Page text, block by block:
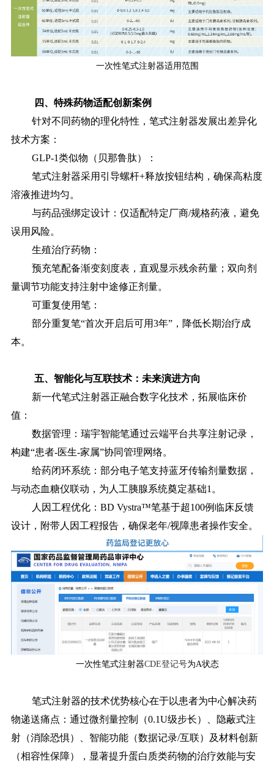
一次性笔式注射器适用范围
四、特殊药物适配创新案例
针对不同药物的理化特性，笔式注射器发展出差异化
技术方案：
GLP-1类似物（贝那鲁肽）：
笔式注射器采用引导螺杆+释放按钮结构，确保高粘度
溶液推进均匀。
与药品强绑定设计：仅适配特定厂商/规格药液，避免
误用风险。
生殖治疗药物：
预充笔配备渐变刻度表，直观显示残余药量；双向剂
量调节功能支持注射中途修正剂量。
可重复使用笔：
部分重复笔“首次开启后可用3年”，降低长期治疗成
本。
五、智能化与互联技术：未来演进方向
新一代笔式注射器正融合数字化技术，拓展临床价
值：
数据管理：瑞宇智能笔通过云端平台共享注射记录，
构建“患者-医生-家属”协同管理网络。
给药闭环系统：部分电子笔支持蓝牙传输剂量数据，
与动态血糖仪联动，为人工胰腺系统奠定基础1。
人因工程优化：BD Vystra™笔基于超100例临床反馈
设计，附带人因工程报告，确保老年/视障患者操作安全。
一次性笔式注射器CDE登记号为A状态
笔式注射器的技术优势核心在于以患者为中心解决药
物递送痛点：通过微剂量控制（0.1U级步长）、隐蔽式注
射（消除恐惧）、智能功能（数据记录/互联）及材料创新
（相容性保障），显著提升蛋白质类药物的治疗效能与安